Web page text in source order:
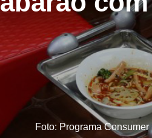
Foto: Programa Consumer